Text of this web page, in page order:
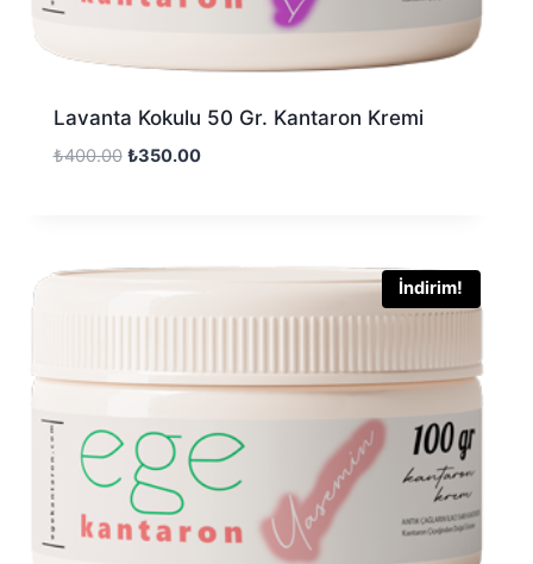
Lavanta Kokulu 50 Gr. Kantaron Kremi
₺400.00 ₺350.00
İndirim!